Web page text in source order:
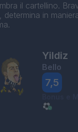
il cartellino.
determina in
Yildiz
Bello
7,5